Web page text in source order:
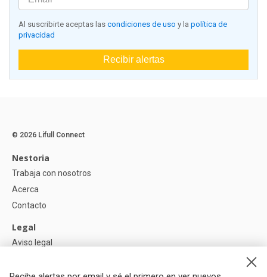
Al suscribirte aceptas las condiciones de uso y la política de
privacidad
Recibir alertas
© 2026 Lifull Connect
Nestoria
Trabaja con nosotros
Acerca
Contacto
Legal
Aviso legal
Política de Cookies